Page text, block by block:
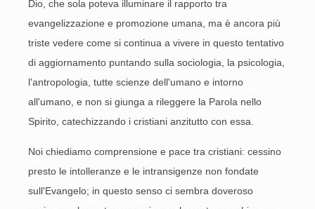
Dio, che sola poteva illuminare il rapporto tra
evangelizzazione e promozione umana, ma è ancora più
triste vedere come si continua a vivere in questo tentativo
di aggiornamento puntando sulla sociologia, la psicologia,
l'antropologia, tutte scienze dell'umano e intorno
all'umano, e non si giunga a rileggere la Parola nello
Spirito, catechizzando i cristiani anzitutto con essa.
Noi chiediamo comprensione e pace tra cristiani: cessino
presto le intolleranze e le intransigenze non fondate
sull'Evangelo; in questo senso ci sembra doveroso